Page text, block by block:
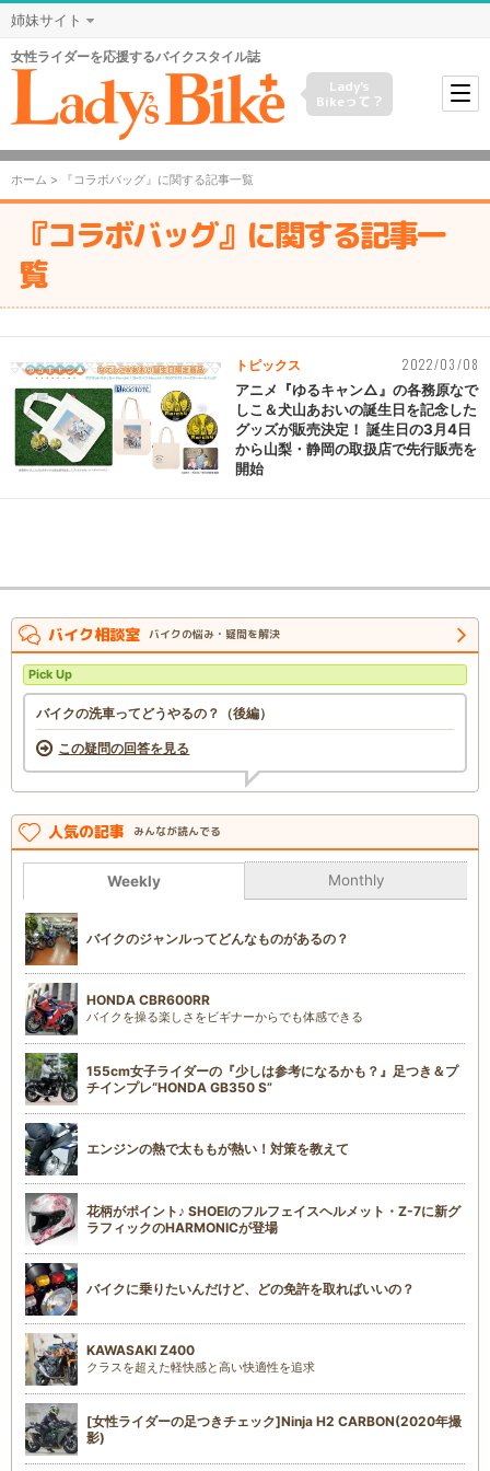
姉妹サイト
女性ライダーを応援するバイクスタイル誌
Lady's
Bikeって？
ホーム > 『コラボバッグ』に関する記事一覧
『コラボバッグ』に関する記事一
覧
トピックス 2022/03/08
アニメ『ゆるキャン△』の各務原なで
しこ＆犬山あおいの誕生日を記念した
グッズが販売決定！ 誕生日の3月4日
から山梨・静岡の取扱店で先行販売を
開始
バイク相談室 バイクの悩み・疑問を解決
Pick Up
バイクの洗車ってどうやるの？（後編）
この疑問の回答を見る
人気の記事 みんなが読んでる
Weekly Monthly
バイクのジャンルってどんなものがあるの？
HONDA CBR600RR
バイクを操る楽しさをビギナーからでも体感できる
155cm女子ライダーの『少しは参考になるかも？』足つき＆プ
チインプレ“HONDA GB350 S”
エンジンの熱で太ももが熱い！対策を教えて
花柄がポイント♪ SHOEIのフルフェイスヘルメット・Z-7に新グ
ラフィックのHARMONICが登場
バイクに乗りたいんだけど、どの免許を取ればいいの？
KAWASAKI Z400
クラスを超えた軽快感と高い快適性を追求
[女性ライダーの足つきチェック]Ninja H2 CARBON(2020年撮
影)